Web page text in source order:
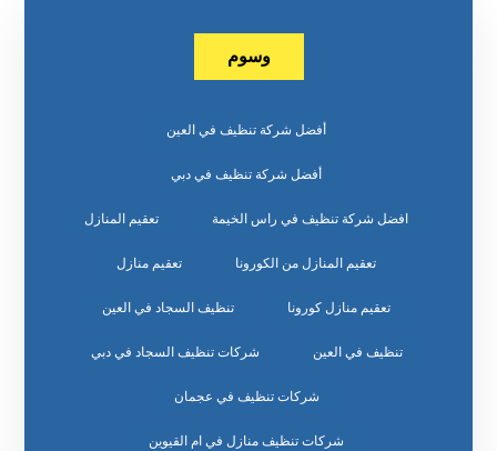
وسوم
أفضل شركة تنظيف في العين
أفضل شركة تنظيف في دبي
افضل شركة تنظيف في راس الخيمة تعقيم المنازل
تعقيم المنازل من الكورونا تعقيم منازل
تعقيم منازل كورونا تنظيف السجاد في العين
تنظيف في العين شركات تنظيف السجاد في دبي
شركات تنظيف في عجمان
شركات تنظيف منازل في ام القيوين